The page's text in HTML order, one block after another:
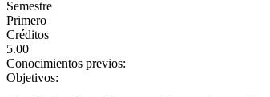
Semestre
Primero
Créditos
5.00
Conocimientos previos:
Objetivos: